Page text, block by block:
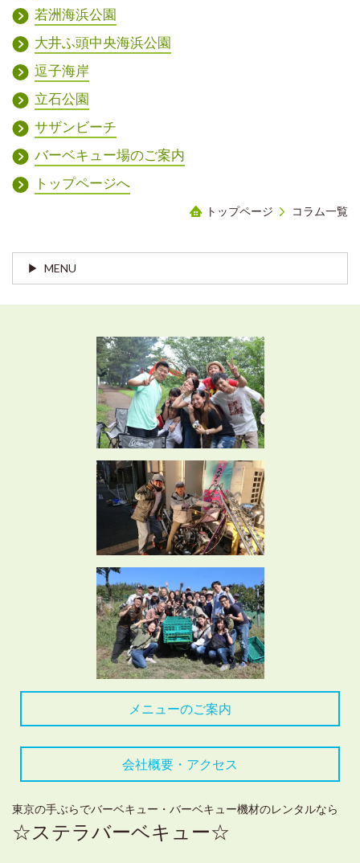
若洲海浜公園
大井ふ頭中央海浜公園
逗子海岸
立石公園
サザンビーチ
バーベキュー場のご案内
トップページへ
トップページ コラム一覧
MENU
メニューのご案内
会社概要・アクセス
東京の手ぶらでバーベキュー・バーベキュー機材のレンタルなら
☆ステラバーベキュー☆